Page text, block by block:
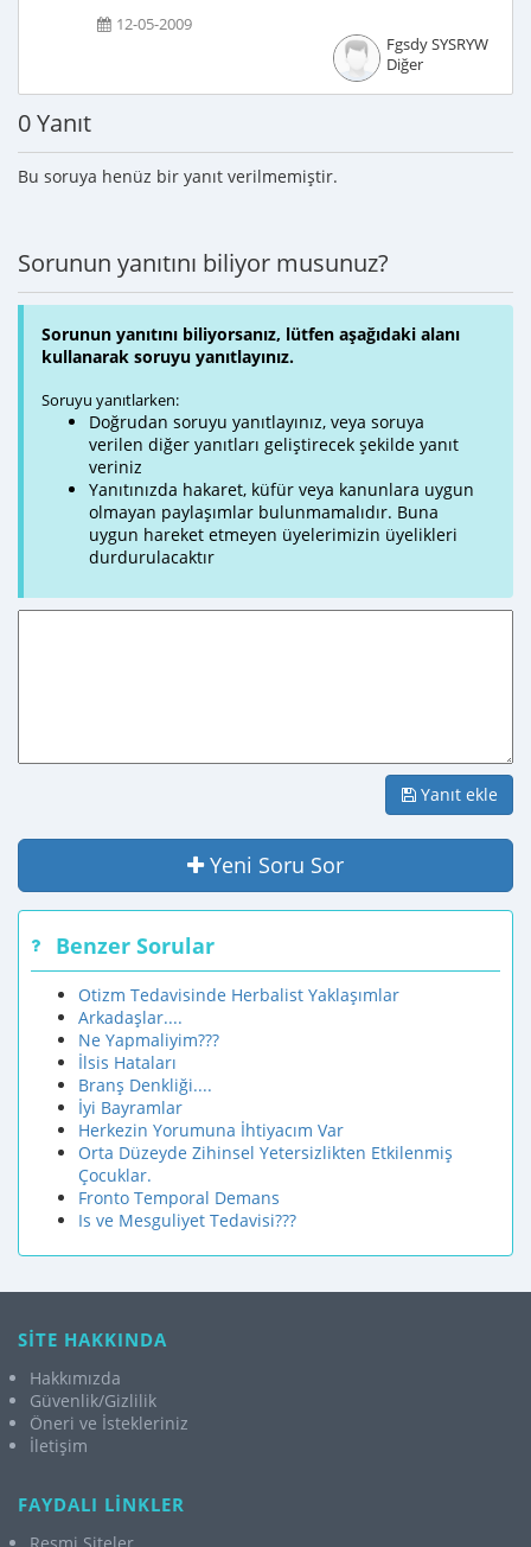
12-05-2009
Fgsdy SYSRYW
Diğer
0 Yanıt
Bu soruya henüz bir yanıt verilmemiştir.
Sorunun yanıtını biliyor musunuz?
Sorunun yanıtını biliyorsanız, lütfen aşağıdaki alanı
kullanarak soruyu yanıtlayınız.
Soruyu yanıtlarken:
Doğrudan soruyu yanıtlayınız, veya soruya
verilen diğer yanıtları geliştirecek şekilde yanıt
veriniz
Yanıtınızda hakaret, küfür veya kanunlara uygun
olmayan paylaşımlar bulunmamalıdır. Buna
uygun hareket etmeyen üyelerimizin üyelikleri
durdurulacaktır
Yanıt ekle
Yeni Soru Sor
Benzer Sorular
Otizm Tedavisinde Herbalist Yaklaşımlar
Arkadaşlar....
Ne Yapmaliyim???
İlsis Hataları
Branş Denkliği....
İyi Bayramlar
Herkezin Yorumuna İhtiyacım Var
Orta Düzeyde Zihinsel Yetersizlikten Etkilenmiş
Çocuklar.
Fronto Temporal Demans
Is ve Mesguliyet Tedavisi???
SİTE HAKKINDA
Hakkımızda
Güvenlik/Gizlilik
Öneri ve İstekleriniz
İletişim
FAYDALI LİNKLER